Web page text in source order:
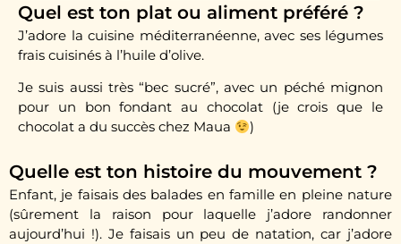
Quel est ton plat ou aliment préféré ?
J’adore la cuisine méditerranéenne, avec ses légumes
frais cuisinés à l’huile d’olive.
Je suis aussi très “bec sucré”, avec un péché mignon
pour un bon fondant au chocolat (je crois que le
chocolat a du succès chez Maua
)
Quelle est ton histoire du mouvement ?​
Enfant, je faisais des balades en famille en pleine nature
(sûrement la raison pour laquelle j’adore randonner
aujourd’hui !). Je faisais un peu de natation, car j’adore